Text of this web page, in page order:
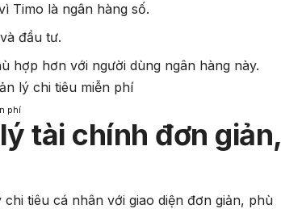
Timo là ngân hàng số.
đầu tư.
hợp hơn với người dùng ngân hàng này.
phí
tài chính đơn giản,
tiêu cá nhân với giao diện đơn giản, phù